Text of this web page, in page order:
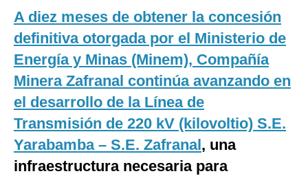
Tecnología
Club del Suscriptor
Mix
G de Gestión
Notas Contratadas
Podcast
A diez meses de obtener la concesión
definitiva otorgada por el Ministerio de
Energía y Minas (Minem), Compañía
Minera Zafranal continúa avanzando en
el desarrollo de la Línea de
Transmisión de 220 kV (kilovoltio) S.E.
Yarabamba – S.E. Zafranal, una
infraestructura necesaria para